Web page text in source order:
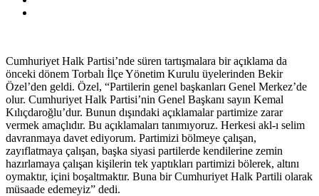
Cumhuriyet Halk Partisi’nde süren tartışmalara bir açıklama da
önceki dönem Torbalı İlçe Yönetim Kurulu üyelerinden Bekir
Özel’den geldi. Özel, “Partilerin genel başkanları Genel Merkez’de
olur. Cumhuriyet Halk Partisi’nin Genel Başkanı sayın Kemal
Kılıçdaroğlu’dur. Bunun dışındaki açıklamalar partimize zarar
vermek amaçlıdır. Bu açıklamaları tanımıyoruz. Herkesi akl-ı selim
davranmaya davet ediyorum. Partimizi bölmeye çalışan,
zayıflatmaya çalışan, başka siyasi partilerde kendilerine zemin
hazırlamaya çalışan kişilerin tek yaptıkları partimizi bölerek, altını
oymaktır, içini boşaltmaktır. Buna bir Cumhuriyet Halk Partili olarak
müsaade edemeyiz” dedi.